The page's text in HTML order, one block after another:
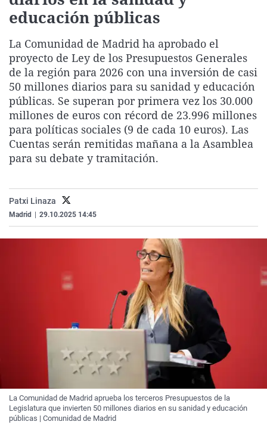
La rosa de los vientos
Como el perro y el
Caso
Equipo de
Operación Viuda
Extremadura
La Rioja
Navarra
País Vasco
Virales
Elecciones
educación públicas
La Comunidad de Madrid ha aprobado el
proyecto de Ley de los Presupuestos Generales
de la región para 2026 con una inversión de casi
50 millones diarios para su sanidad y educación
públicas. Se superan por primera vez los 30.000
millones de euros con récord de 23.996 millones
para políticas sociales (9 de cada 10 euros). Las
Cuentas serán remitidas mañana a la Asamblea
para su debate y tramitación.
Patxi Linaza
Madrid 29.10.2025 14:45
La Comunidad de Madrid aprueba los terceros Presupuestos de la
Legislatura que invierten 50 millones diarios en su sanidad y educación
públicas | Comunidad de Madrid